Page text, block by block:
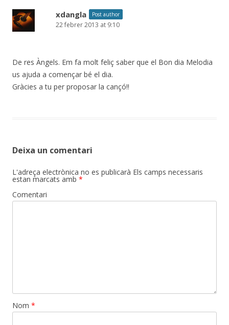
xdangla Post author
22 febrer 2013 at 9:10
De res Àngels. Em fa molt feliç saber que el Bon dia Melodia
us ajuda a començar bé el dia.
Gràcies a tu per proposar la cançó!!
Deixa un comentari
L'adreça electrònica no es publicarà Els camps necessaris
estan marcats amb *
Comentari
Nom *